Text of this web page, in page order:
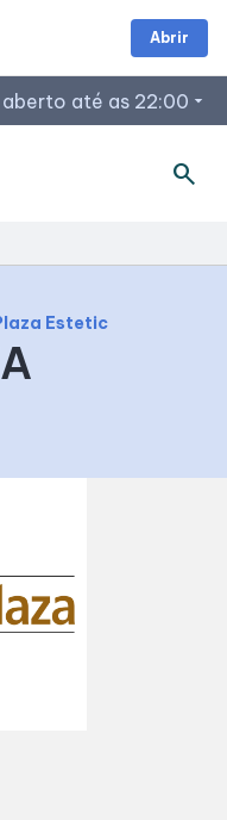
aberto até as 22:00 arrow_drop_down
search
Estetic
Abrir